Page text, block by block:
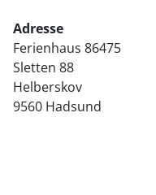
Adresse
Ferienhaus 86475
Sletten 88
Helberskov
9560 Hadsund